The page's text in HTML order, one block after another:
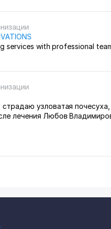
services with professional
узловатая
лечения Любов